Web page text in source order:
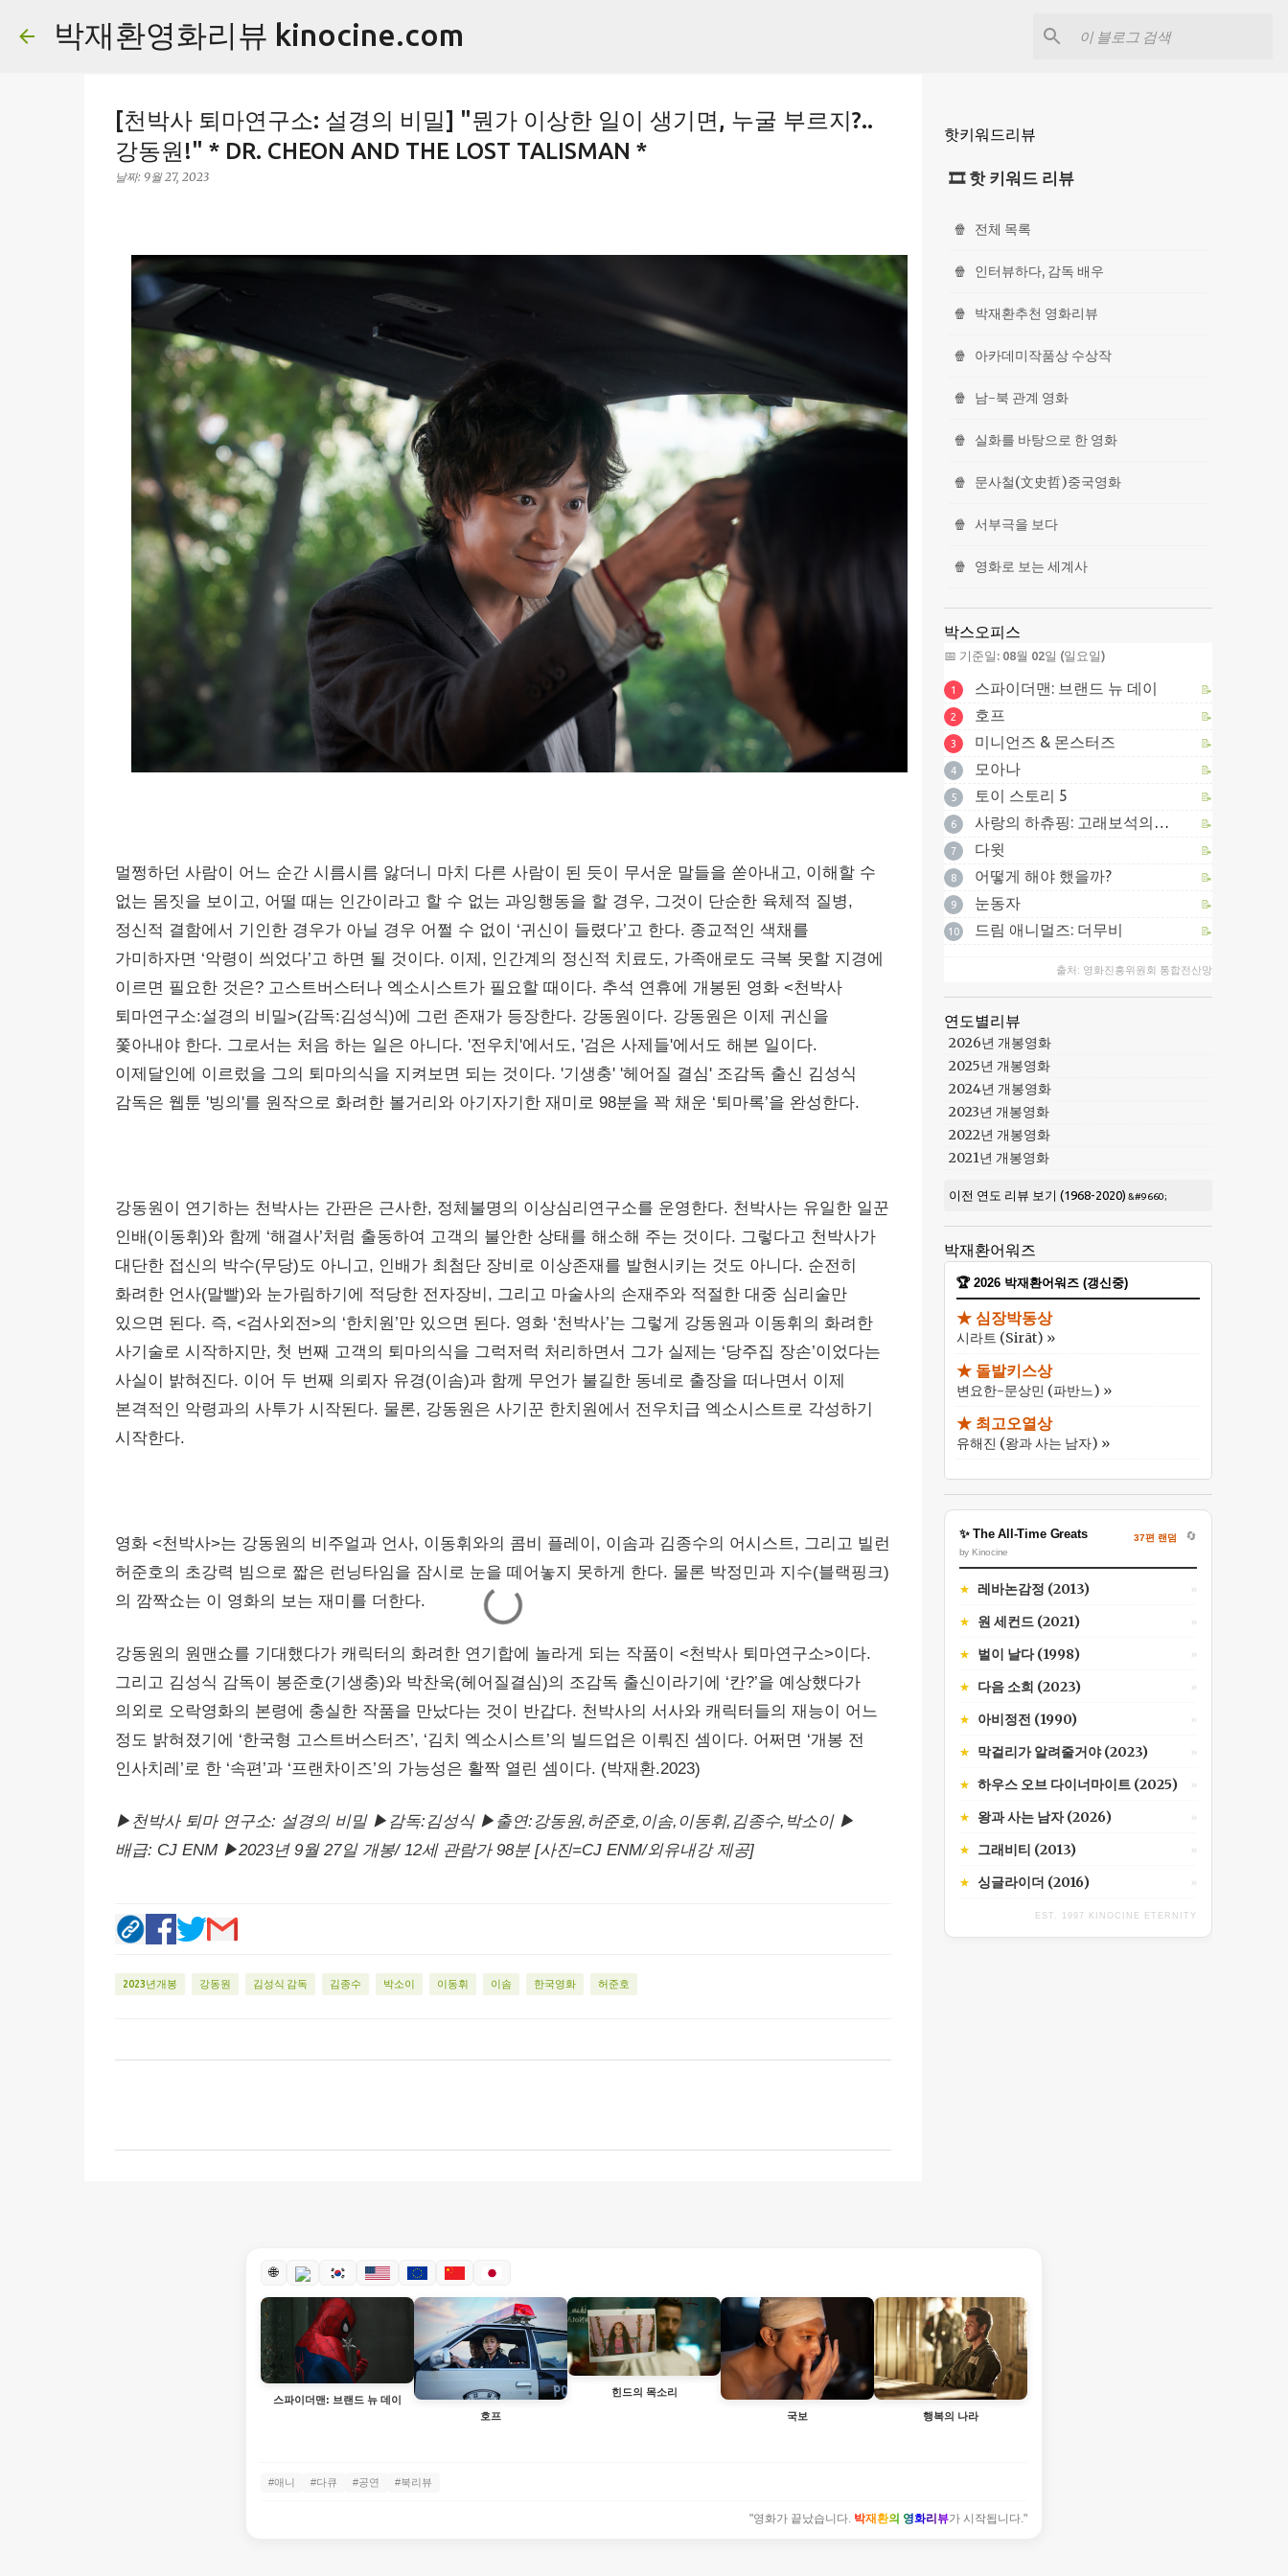
박재환영화리뷰 kinocine.com
[천박사 퇴마연구소: 설경의 비밀] "뭔가 이상한 일이 생기면, 누굴 부르지?..
강동원!" * DR. CHEON AND THE LOST TALISMAN *
날짜: 9월 27, 2023
멀쩡하던 사람이 어느 순간 시름시름 앓더니 마치 다른 사람이 된 듯이 무서운 말들을 쏟아내고, 이해할 수
없는 몸짓을 보이고, 어떨 때는 인간이라고 할 수 없는 과잉행동을 할 경우, 그것이 단순한 육체적 질병,
정신적 결함에서 기인한 경우가 아닐 경우 어쩔 수 없이 ‘귀신이 들렸다’고 한다. 종교적인 색채를
가미하자면 ‘악령이 씌었다’고 하면 될 것이다. 이제, 인간계의 정신적 치료도, 가족애로도 극복 못할 지경에
이르면 필요한 것은? 고스트버스터나 엑소시스트가 필요할 때이다. 추석 연휴에 개봉된 영화 <천박사
퇴마연구소:설경의 비밀>(감독:김성식)에 그런 존재가 등장한다. 강동원이다. 강동원은 이제 귀신을
쫓아내야 한다. 그로서는 처음 하는 일은 아니다. '전우치'에서도, '검은 사제들'에서도 해본 일이다.
이제달인에 이르렀을 그의 퇴마의식을 지켜보면 되는 것이다. '기생충' '헤어질 결심' 조감독 출신 김성식
감독은 웹툰 '빙의'를 원작으로 화려한 볼거리와 아기자기한 재미로 98분을 꽉 채운 ‘퇴마록’을 완성한다.
강동원이 연기하는 천박사는 간판은 근사한, 정체불명의 이상심리연구소를 운영한다. 천박사는 유일한 일꾼
인배(이동휘)와 함께 ‘해결사’처럼 출동하여 고객의 불안한 상태를 해소해 주는 것이다. 그렇다고 천박사가
대단한 접신의 박수(무당)도 아니고, 인배가 최첨단 장비로 이상존재를 발현시키는 것도 아니다. 순전히
화려한 언사(말빨)와 눈가림하기에 적당한 전자장비, 그리고 마술사의 손재주와 적절한 대중 심리술만
있으면 된다. 즉, <검사외전>의 ‘한치원’만 있으면 된다. 영화 ‘천박사’는 그렇게 강동원과 이동휘의 화려한
사기술로 시작하지만, 첫 번째 고객의 퇴마의식을 그럭저럭 처리하면서 그가 실제는 ‘당주집 장손’이었다는
사실이 밝혀진다. 이어 두 번째 의뢰자 유경(이솜)과 함께 무언가 불길한 동네로 출장을 떠나면서 이제
본격적인 악령과의 사투가 시작된다. 물론, 강동원은 사기꾼 한치원에서 전우치급 엑소시스트로 각성하기
시작한다.
영화 <천박사>는 강동원의 비주얼과 언사, 이동휘와의 콤비 플레이, 이솜과 김종수의 어시스트, 그리고 빌런
허준호의 초강력 빔으로 짧은 런닝타임을 잠시로 눈을 떼어놓지 못하게 한다. 물론 박정민과 지수(블랙핑크)
의 깜짝쇼는 이 영화의 보는 재미를 더한다.
강동원의 원맨쇼를 기대했다가 캐릭터의 화려한 연기합에 놀라게 되는 작품이 <천박사 퇴마연구소>이다.
그리고 김성식 감독이 봉준호(기생충)와 박찬욱(헤어질결심)의 조감독 출신이라기에 ‘칸?’을 예상했다가
의외로 오락영화의 본령에 충실한 작품을 만났다는 것이 반갑다. 천박사의 서사와 캐릭터들의 재능이 어느
정도 밝혀졌기에 ‘한국형 고스트버스터즈’, ‘김치 엑소시스트’의 빌드업은 이뤄진 셈이다. 어쩌면 ‘개봉 전
인사치레’로 한 ‘속편’과 ‘프랜차이즈’의 가능성은 활짝 열린 셈이다. (박재환.2023)
▶천박사 퇴마 연구소: 설경의 비밀 ▶감독:김성식 ▶출연:강동원,허준호,이솜,이동휘,김종수,박소이 ▶
배급: CJ ENM ▶2023년 9월 27일 개봉/ 12세 관람가 98분 [사진=CJ ENM/외유내강 제공]
2023년개봉 강동원 김성식 감독 김종수 박소이 이동휘 이솜 한국영화 허준호
핫키워드리뷰
🎞 핫 키워드 리뷰
🍿 전체 목록
🍿 인터뷰하다, 감독 배우
🍿 박재환추천 영화리뷰
🍿 아카데미작품상 수상작
🍿 남-북 관계 영화
🍿 실화를 바탕으로 한 영화
🍿 문사철(文史哲)중국영화
🍿 서부극을 보다
🍿 영화로 보는 세계사
박스오피스
📅 기준일: 08월 02일 (일요일)
1 스파이더맨: 브랜드 뉴 데이 📝
2 호프 📝
3 미니언즈 & 몬스터즈 📝
4 모아나 📝
5 토이 스토리 5 📝
6 사랑의 하츄핑: 고래보석의 전설 📝
7 다윗 📝
8 어떻게 해야 했을까? 📝
9 눈동자 📝
10 드림 애니멀즈: 더무비 📝
출처: 영화진흥위원회 통합전산망
연도별리뷰
2026년 개봉영화
2025년 개봉영화
2024년 개봉영화
2023년 개봉영화
2022년 개봉영화
2021년 개봉영화
이전 연도 리뷰 보기 (1968-2020)
박재환어워즈
🏆 2026 박재환어워즈 (갱신중)
★ 심장박동상
시라트 (Sirāt) »
★ 돌발키스상
변요한-문상민 (파반느) »
★ 최고오열상
유해진 (왕과 사는 남자) »
✨ The All-Time Greats
by Kinocine
37편 랜덤 🔄
★ 레바논감정 (2013) »
★ 원 세컨드 (2021) »
★ 벌이 날다 (1998) »
★ 다음 소희 (2023) »
★ 아비정전 (1990) »
★ 막걸리가 알려줄거야 (2023) »
★ 하우스 오브 다이너마이트 (2025) »
★ 왕과 사는 남자 (2026) »
★ 그래비티 (2013) »
★ 싱글라이더 (2016) »
EST. 1997 KINOCINE ETERNITY
🌐
스파이더맨: 브랜드 뉴 데이
호프
힌드의 목소리
국보 행복의 나라
#애니 #다큐 #공연 #북리뷰
"영화가 끝났습니다. 박재환의 영화리뷰가 시작됩니다."